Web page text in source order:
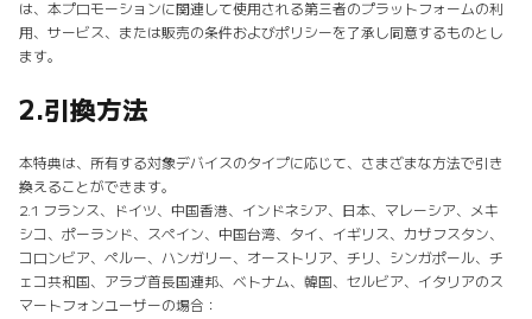
は、本プロモーションに関連して使用される第三者のプラットフォームの利
用、サービス、または販売の条件およびポリシーを了承し同意するものとし
ます。
2.引換方法
本特典は、所有する対象デバイスのタイプに応じて、さまざまな方法で引き
換えることができます。
2.1 フランス、ドイツ、中国香港、インドネシア、日本、マレーシア、メキ
シコ、ポーランド、スペイン、中国台湾、タイ、イギリス、カザフスタン、
コロンビア、ペルー、ハンガリー、オーストリア、チリ、シンガポール、チ
ェコ共和国、アラブ首長国連邦、ベトナム、韓国、セルビア、イタリアのス
マートフォンユーザーの場合：